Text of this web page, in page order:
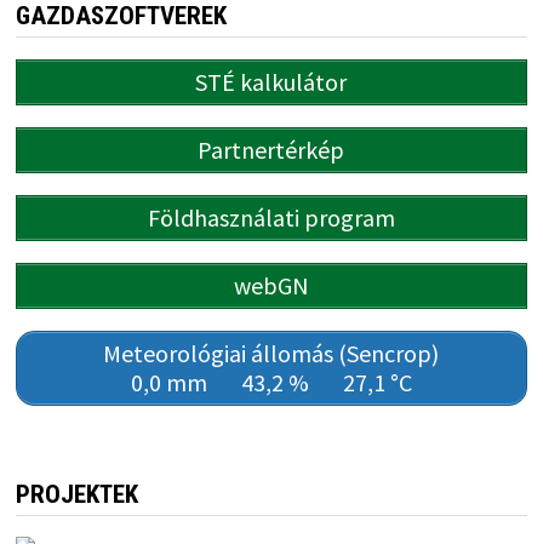
GAZDASZOFTVEREK
STÉ kalkulátor
Partnertérkép
Földhasználati program
webGN
Meteorológiai állomás (Sencrop)
0,0 mm
43,2 % 27,1 °C
PROJEKTEK